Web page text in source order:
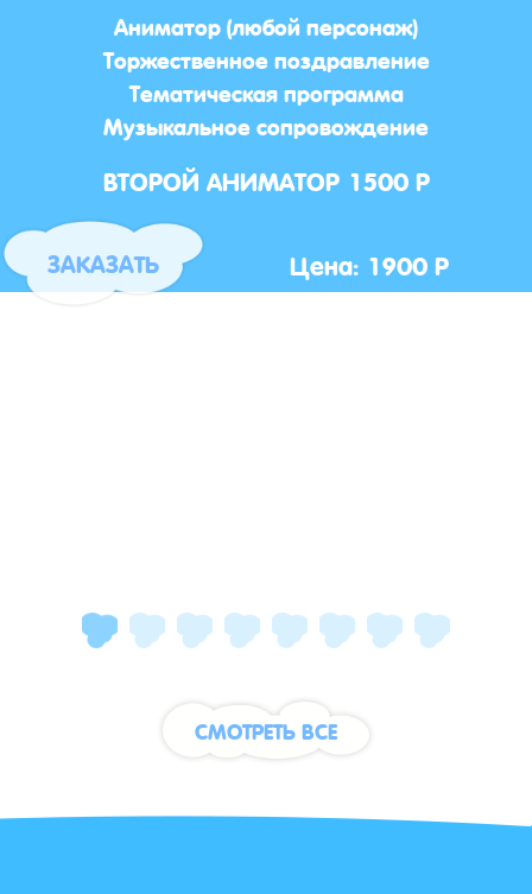
Аниматор (любой персонаж)
Торжественное поздравление
Тематическая программа
Музыкальное сопровождение
ВТОРОЙ АНИМАТОР 1500 Р
ЗАКАЗАТЬ Цена: 1900 Р
СМОТРЕТЬ ВСЕ